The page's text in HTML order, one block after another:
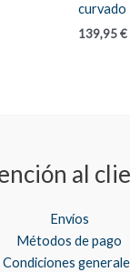
curvado
139,95€
al
Envíos
Métodos de pago
Condiciones